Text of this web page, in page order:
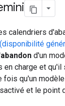
calendriers
abandon d'un
en charge et qu'il
fois qu'un
et le point